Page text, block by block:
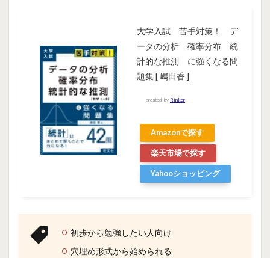
大学入試 苦手対策！ デ
ータの分析 確率分布 統
計的な推測 に強くなる問
題集 [ 嶋田香 ]
created by Rinker
Amazonで探す
楽天市場で探す
Yahooショッピング
初歩から勉強したい人向け
穴埋め形式から始められる